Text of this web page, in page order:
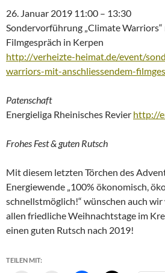
26. Januar 2019 11:00 – 13:30
Sondervorführung „Climate
Filmgespräch in Kerpen
http://verheizte-heimat.de/event/
warriors-mit-anschliessendem-
Patenschaft
Energieliga Rheinisches Revier http://
Frohes Fest & guten Rutsch
Mit diesem letzten Törchen des
Energiewende „100% ökonomisch,
schnellstmöglich!“ wünschen auch wir
allen friedliche Weihnachtstage im
einen guten Rutsch nach 2019!
TEILEN MIT: